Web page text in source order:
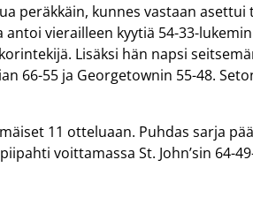
peräkkäin, kunnes vastaan
vierailleen kyytiä 54-33-
Lisäksi hän napsi
66-55 ja Georgetownin 55-48.
11 otteluaan. Puhdas sarja
voittamassa St. John’sin 64-